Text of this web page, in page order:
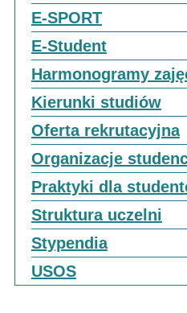
E-SPORT
E-Student
Harmonogramy
Kierunki studiów
Oferta rekrutacyjna
Organizacje
Praktyki dla
Struktura uczelni
Stypendia
USOS